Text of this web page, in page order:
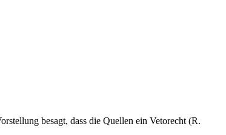
besagt, dass die Quellen ein Vetorecht (R.